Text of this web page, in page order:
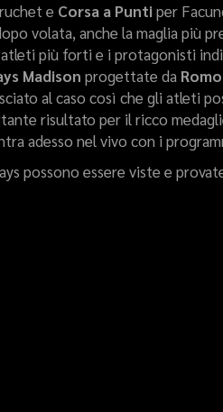
e Corsa a Puntiper
volata, anche la maglia più
più forti e i protagonisti
Madison progettate da
al caso così che gli atleti
risultato per il ricco
adesso nel vivo con i
possono essere viste e